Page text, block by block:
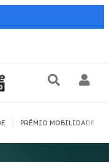
PRÊMIO MOBILIDADE